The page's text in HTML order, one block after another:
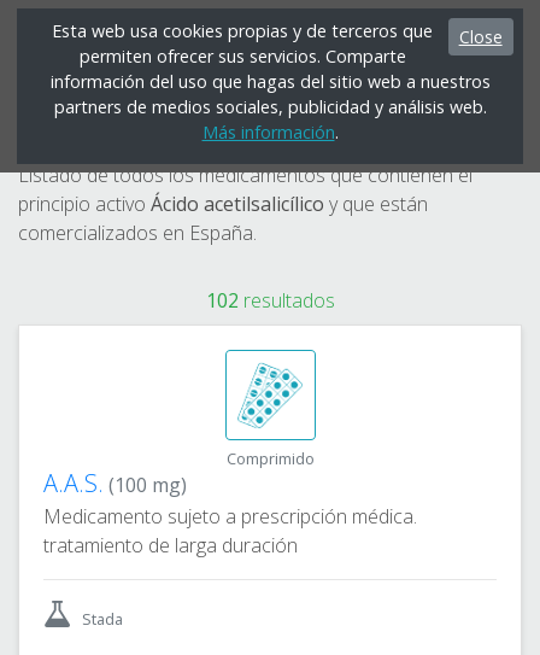
Close
Esta web usa cookies propias y de terceros que
permiten ofrecer sus servicios. Comparte
información del uso que hagas del sitio web a nuestros
partners de medios sociales, publicidad y análisis web.
Más información.
Ácido acetilsalicílico
Listado de todos los medicamentos que contienen el
principio activo Ácido acetilsalicílico y que están
comercializados en España.
102 resultados
Comprimido
A.A.S. (100 mg)
Medicamento sujeto a prescripción médica.
tratamiento de larga duración
Stada